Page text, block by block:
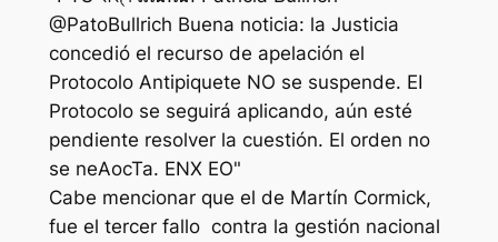
Cabe mencionar que el de Martín Cormick,
fue el tercer fallo contra la gestión nacional